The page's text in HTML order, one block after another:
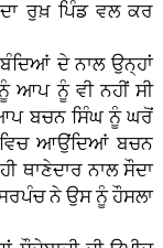
ਰੁਖ਼ ਪਿੰਡ ਵਲ ਕਰ
ਦੇ ਨਾਲ ਉਨ੍ਹਾਂ
ਆਪ ਨੂੰ ਵੀ ਨਹੀਂ ਸੀ
ਬਚਨ ਸਿੰਘ ਨੂੰ ਘਰੋਂ
ਵਿਚ ਆਉਂਦਿਆਂ ਬਚਨ
ਥਾਣੇਦਾਰ ਨਾਲ ਸੌਦਾ
ਨੇ ਉਸ ਨੂੰ ਹੌਸਲਾ